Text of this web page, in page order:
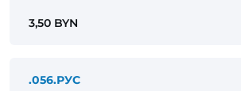
3,50 BYN
.056.РУС